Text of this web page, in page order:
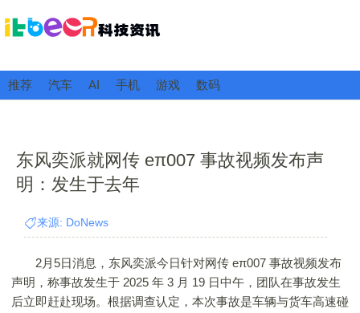
推荐 汽车 AI 手机 游戏 数码
东风奕派就网传 eπ007 事故视频发布声
明：发生于去年
来源: DoNews
2月5日消息，东风奕派今日针对网传 eπ007 事故视频发布
声明，称事故发生于 2025 年 3 月 19 日中午，团队在事故发生
后立即赶赴现场。根据调查认定，本次事故是车辆与货车高速碰